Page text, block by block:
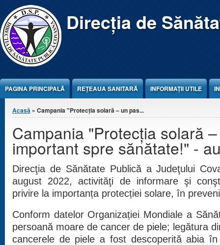
Jump to Content Direcția de
PAGINA PRINCIPALĂ REŢEAUA SANITARĂ INFORMAȚII UTILE
Eşti aici
Acasă » Campania "Protecția solară – un pas...
Campania "Protecția solară
important spre sănătate!" -
Direcţia de Sănătate Publică a Judeţului
august 2022, activităţi de informare şi
privire la importanța protecției solare, în
Conform datelor Organizației Mondiale a
persoană moare de cancer de piele; legătura
cancerele de piele a fost descoperită abia